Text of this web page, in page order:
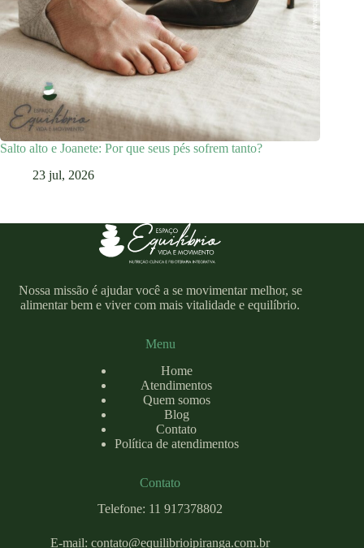
Salto alto e Joanete: Por que seus pés sofrem tanto?
23 jul, 2026
Nossa missão é ajudar você a se movimentar melhor, se
alimentar bem e viver com mais vitalidade e equilíbrio.
Menu
Home
Atendimentos
Quem somos
Blog
Contato
Política de atendimentos
Contato
Telefone: 11 917378802
E-mail:contato@equilibrioipiranga.com.br